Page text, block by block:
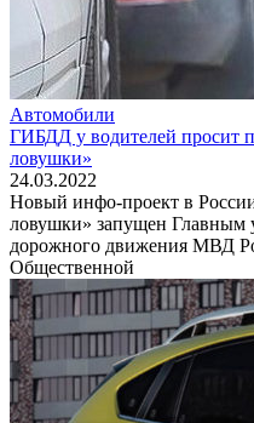
Автомобили
ГИБДД у водителей просит
ловушки»
24.03.2022
Новый инфо-проект в
ловушки» запущен Главным
дорожного движения МВД
Общественной